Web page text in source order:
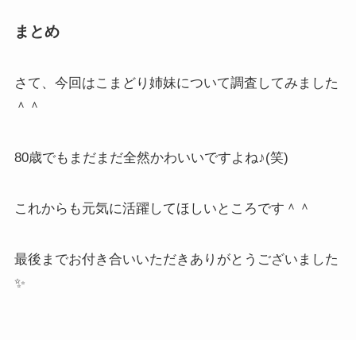
まとめ
さて、今回はこまどり姉妹について調査してみました
＾＾
80歳でもまだまだ全然かわいいですよね♪(笑)
これからも元気に活躍してほしいところです＾＾
最後までお付き合いいただきありがとうございました
✨